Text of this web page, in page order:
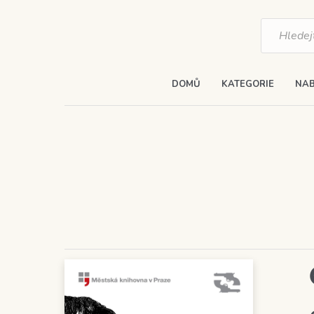
Products
search
DOMŮ KATEGORIE